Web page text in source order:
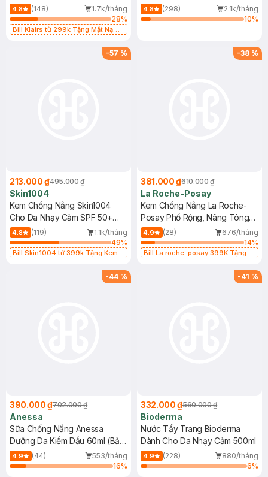
4.8 (148)
1.7k/tháng
28%
Bill Klairs từ 299k Tặng Mặt Nạ
400ml
4.8 (298)
2.1k/tháng
10%
-57 %
213.000 ₫495.000 ₫
Skin1004
Kem Chống Nắng Skin1004
Cho Da Nhạy Cảm SPF 50+
50ml
4.8 (119)
1.1k/tháng
49%
Bill Skin1004 từ 399k Tặng Kem
-38 %
381.000 ₫610.000 ₫
La Roche-Posay
Kem Chống Nắng La Roche-
Posay Phổ Rộng, Nâng Tông
Kiềm Dầu 50ml
4.9 (28)
676/tháng
14%
Bill La roche-posay 399K Tặng
-44 %
390.000 ₫702.000 ₫
Anessa
Sữa Chống Nắng Anessa
Dưỡng Da Kiềm Dầu 60ml (Bản
Mới)
4.9 (44)
553/tháng
16%
-41 %
332.000 ₫560.000 ₫
Bioderma
Nước Tẩy Trang Bioderma
Dành Cho Da Nhạy Cảm 500ml
4.9 (228)
880/tháng
6%